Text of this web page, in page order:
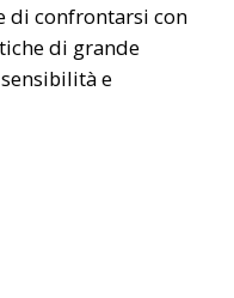
di confrontarsi con
di grande
e